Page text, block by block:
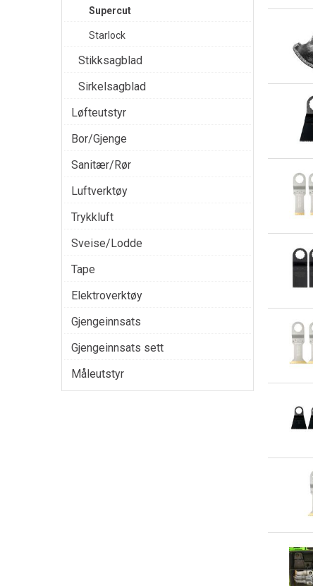
Supercut
Starlock
Stikksagblad
Sirkelsagblad
Løfteutstyr
Bor/Gjenge
Sanitær/Rør
Luftverktøy
Trykkluft
Sveise/Lodde
Tape
Elektroverktøy
Gjengeinnsats
Gjengeinnsats sett
Måleutstyr